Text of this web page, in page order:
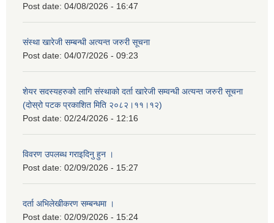
Post date: 04/08/2026 - 16:47
संस्था खारेजी सम्बन्धी अत्यन्त जरुरी सूचना
Post date: 04/07/2026 - 09:23
शेयर सदस्यहरुको लागि संस्थाको दर्ता खारेजी सम्वन्धी अत्यन्त जरुरी सूचना
(दोस्रो पटक प्रकाशित मिति २०८२।११।१२)
Post date: 02/24/2026 - 12:16
विवरण उपलब्ध गराइदिनु हुन ।
Post date: 02/09/2026 - 15:27
दर्ता अभिलेखीकरण सम्बन्धमा ।
Post date: 02/09/2026 - 15:24